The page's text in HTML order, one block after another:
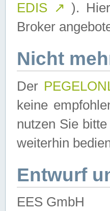
EDIS ↗ ).
Broker
Nicht
Der
keine
nutzen Sie
weiterhin
Entwurf
EES GmbH